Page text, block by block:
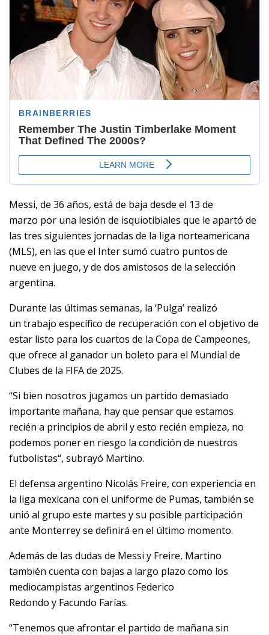
Messi, de 36 años, está de baja desde el 13 de
marzo por una lesión de isquiotibiales que le apartó de
las tres siguientes jornadas de la liga norteamericana
(MLS), en las que el Inter sumó cuatro puntos de
nueve en juego, y de dos amistosos de la selección
argentina.
Durante las últimas semanas, la ‘Pulga’ realizó
un trabajo específico de recuperación con el objetivo de
estar listo para los cuartos de la Copa de Campeones,
que ofrece al ganador un boleto para el Mundial de
Clubes de la FIFA de 2025.
“Si bien nosotros jugamos un partido demasiado
importante mañana, hay que pensar que estamos
recién a principios de abril y esto recién empieza, no
podemos poner en riesgo la condición de nuestros
futbolistas“, subrayó Martino.
El defensa argentino Nicolás Freire, con experiencia en
la liga mexicana con el uniforme de Pumas, también se
unió al grupo este martes y su posible participación
ante Monterrey se definirá en el último momento.
Además de las dudas de Messi y Freire, Martino
también cuenta con bajas a largo plazo como los
mediocampistas argentinos Federico
Redondo y Facundo Farías.
“Tenemos que afrontar el partido de mañana sin